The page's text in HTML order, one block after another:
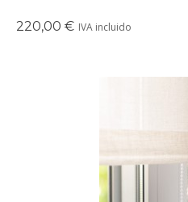
220,00 € IVA incluido
Precioso estor enrollable de lino